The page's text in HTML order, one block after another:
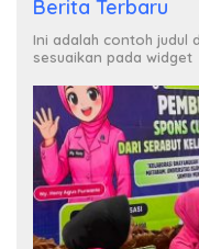
Berita Terbaru
Ini adalah contoh judul
sesuaikan pada widget